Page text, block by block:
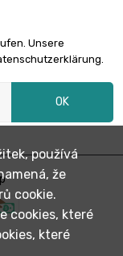
Unsere
OK
používá
že
cookie.
cookies, které
které